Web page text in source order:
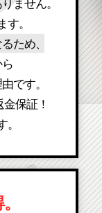
ません。
。
ため、
です。
保証！